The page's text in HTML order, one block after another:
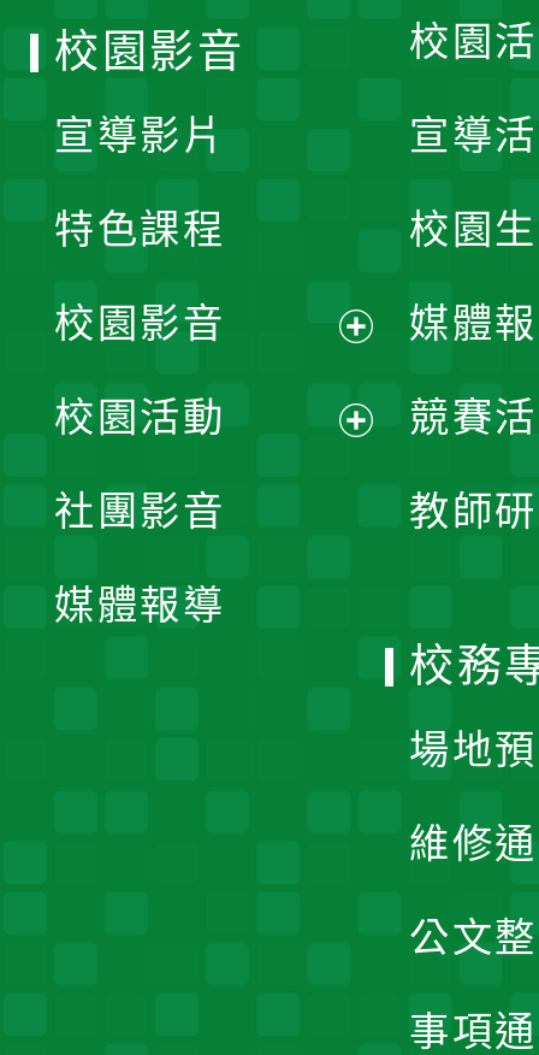
校園
宣導
校園
媒體
競賽
教師
校園影音
宣導影片
特色課程
校園影音
開
校園活動
社團影音
媒體報導
校務
場地
維修
公文
事項